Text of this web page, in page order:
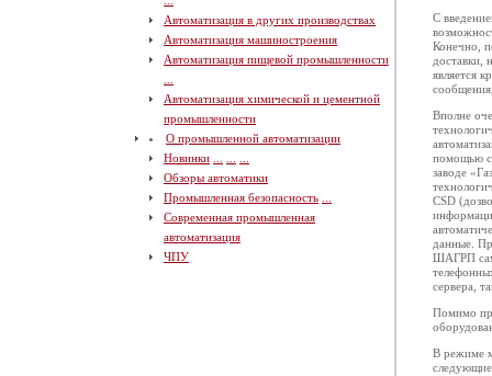
Автоматизация в других производствах
Автоматизация машиностроения
Автоматизация пищевой промышленности
Автоматизация химической и цементной
промышленности
О промышленной автоматизации
Новинки
Обзоры автоматики
Промышленная безопасность
Современная промышленная
автоматизация
ЧПУ
С
Конечно,
доставки,
является
Вполне
помощью
заводе
CSD
данные.
ШАГРП
сервера,
Помимо
В режиме